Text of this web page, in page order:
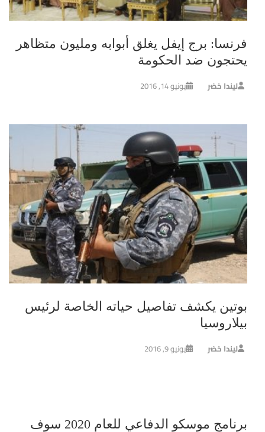
فرنسا: برج إيفل يغلق أبوابه ومليون متظاهر
يحتجون ضد الحكومة
ليندا خضر يونيو 14, 2016
بوتين يكشف تفاصيل حياته الخاصة لرئيس
بيلاروسيا
ليندا خضر يونيو 9, 2016
برنامج موسكو الدفاعي للعام 2020 سوف